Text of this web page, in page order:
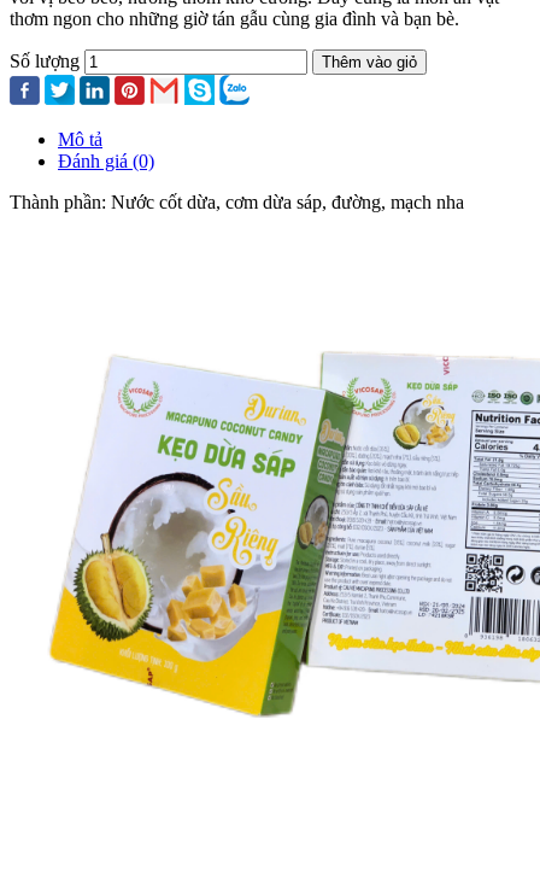
thơm ngon cho những giờ tán gẫu cùng gia đình và bạn bè.
Số lượng Thêm vào giỏ
Mô tả
Đánh giá (0)
Thành phần: Nước cốt dừa, cơm dừa sáp, đường, mạch nha